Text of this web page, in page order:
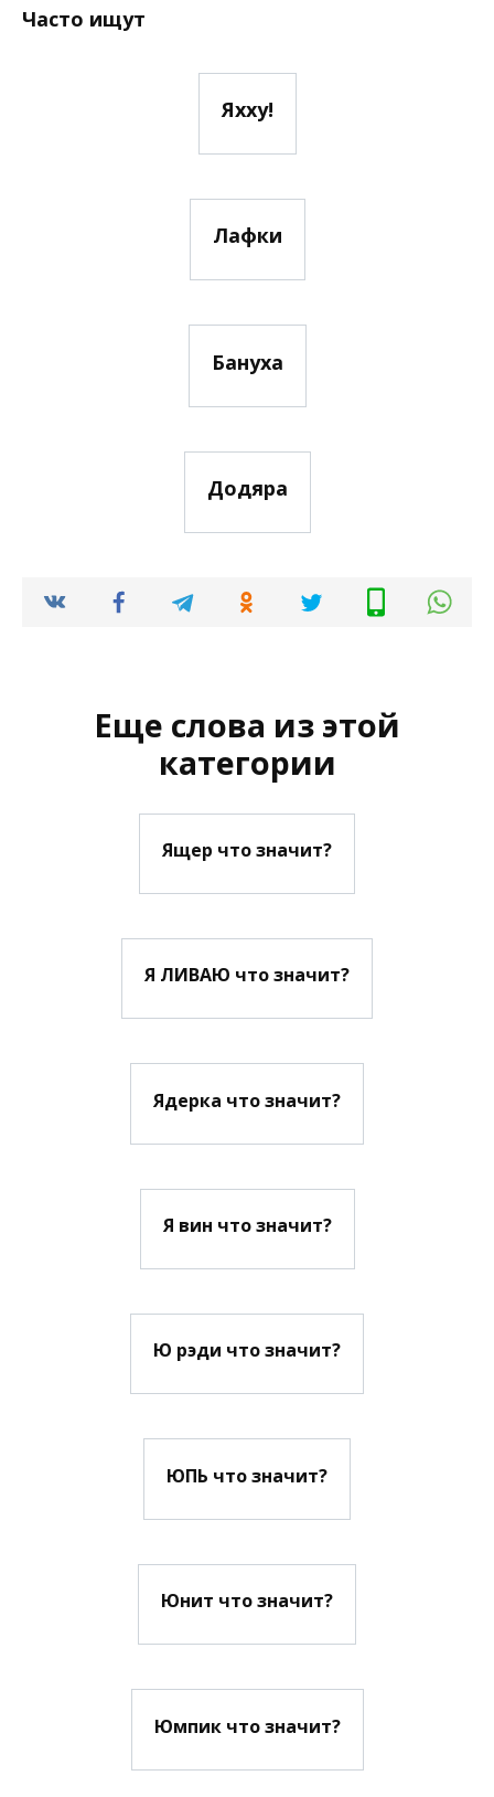
Часто ищут
Яхху!
Лафки
Бануха
Додяра
Еще слова из этой
категории
Ящер что значит?
Я ЛИВАЮ что значит?
Ядерка что значит?
Я вин что значит?
Ю рэди что значит?
ЮПЬ что значит?
Юнит что значит?
Юмпик что значит?